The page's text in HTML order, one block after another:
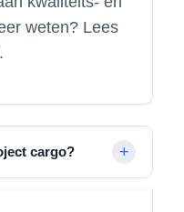
weten? Lees
cargo?